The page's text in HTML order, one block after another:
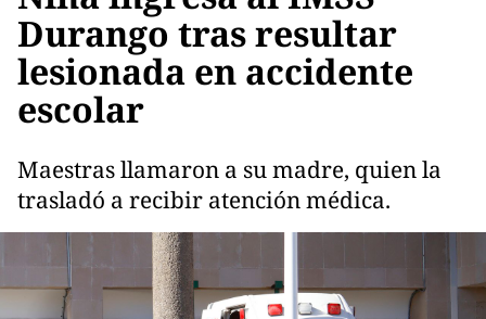
Durango tras resultar
lesionada en accidente
escolar
Maestras llamaron a su madre, quien la
trasladó a recibir atención médica.